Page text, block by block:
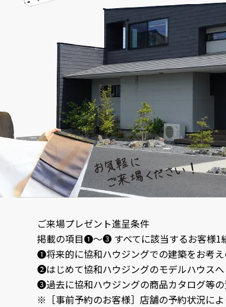
ご来場プレゼント進呈条件
掲載の項目❶～❸ すべてに該当するお客様1
❶将来的に協和ハウジングでの建築をお考え
❷はじめて協和ハウジングのモデルハウスへ
❸過去に協和ハウジングの商品カタログ等の
※［事前予約のお客様］店舗の予約状況に